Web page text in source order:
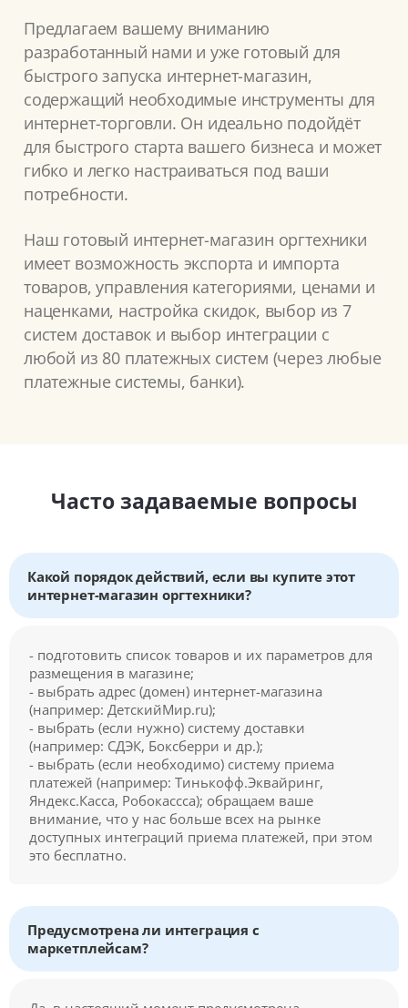
Предлагаем вашему вниманию
разработанный нами и уже готовый для
быстрого запуска интернет-магазин,
содержащий необходимые инструменты для
интернет-торговли. Он идеально подойдёт
для быстрого старта вашего бизнеса и может
гибко и легко настраиваться под ваши
потребности.
Наш готовый интернет-магазин оргтехники
имеет возможность экспорта и импорта
товаров, управления категориями, ценами и
наценками, настройка скидок, выбор из 7
систем доставок и выбор интеграции с
любой из 80 платежных систем (через любые
платежные системы, банки).
Часто задаваемые вопросы
Какой порядок действий, если вы купите этот
интернет-магазин оргтехники?
- подготовить список товаров и их параметров для
размещения в магазине;
- выбрать адрес (домен) интернет-магазина
(например: ДетскийМир.ru);
- выбрать (если нужно) систему доставки
(например: СДЭК, Боксберри и др.);
- выбрать (если необходимо) систему приема
платежей (например: Тинькофф.Эквайринг,
Яндекс.Касса, Робокассса); обращаем ваше
внимание, что у нас больше всех на рынке
доступных интеграций приема платежей, при этом
это бесплатно.
Предусмотрена ли интеграция с
маркетплейсам?